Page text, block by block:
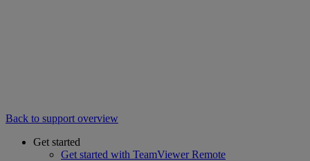
Back to support overview
Get started
Get started with TeamViewer Remote